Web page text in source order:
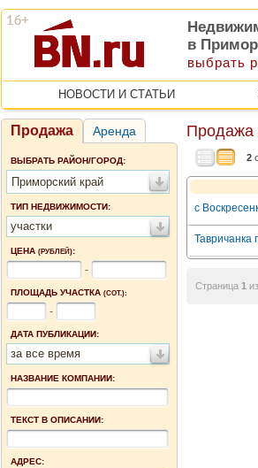
в
выбрать
НОВОСТИ И СТАТЬИ
Продажа Аренда
ВЫБРАТЬ РАЙОН/ГОРОД:
Приморский край
ТИП НЕДВИЖИМОСТИ:
участки
ЦЕНА (РУБЛЕЙ):
-
ПЛОЩАДЬ УЧАСТКА (СОТ.):
-
ДАТА ПУБЛИКАЦИИ:
за все время
НАЗВАНИЕ КОМПАНИИ:
ТЕКСТ В ОПИСАНИИ:
АДРЕС:
Продажа
2
с
Тавричанка
Страница 1 из